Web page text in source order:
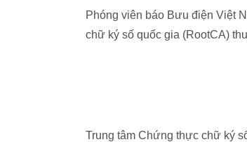
Phóng viên báo Bưu điện Việt
chữ ký số quốc gia (RootCA)
Trung tâm Chứng thực chữ ký